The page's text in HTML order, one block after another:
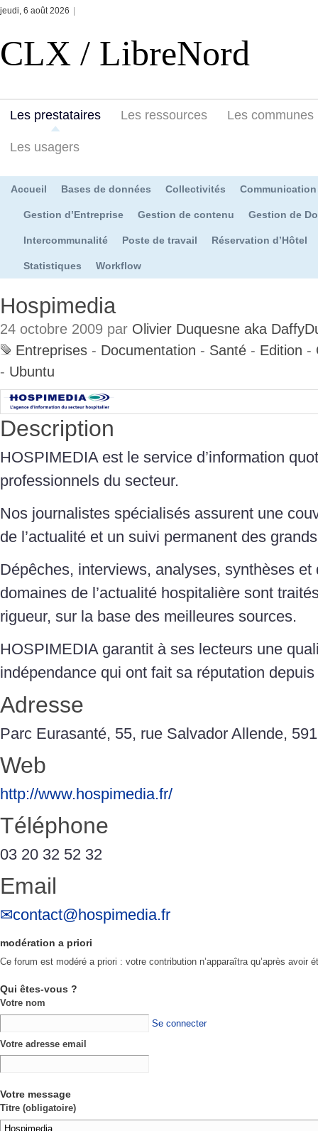
jeudi, 6 août 2026
CLX / LibreNord
Les prestataires Les ressources Les communes
Les usagers
Accueil Bases de données Collectivités Communication
Gestion d’Entreprise Gestion de contenu Gestion de
Intercommunalité Poste de travail Réservation d’Hôtel
Statistiques Workflow
Hospimedia
24 octobre 2009 par Olivier Duquesne aka
Entreprises - Documentation - Santé - Edition -
- Ubuntu
Description
HOSPIMEDIA est le service d’information
professionnels du secteur.
Nos journalistes spécialisés assurent une
de l’actualité et un suivi permanent des
Dépêches, interviews, analyses, synthèses et
domaines de l’actualité hospitalière sont
rigueur, sur la base des meilleures sources.
HOSPIMEDIA garantit à ses lecteurs une
indépendance qui ont fait sa réputation
Adresse
Parc Eurasanté, 55, rue Salvador Allende,
Web
http://www.hospimedia.fr/
Téléphone
03 20 32 52 32
Email
contact@hospimedia.fr
modération a priori
Ce forum est modéré a priori : votre contribution n’apparaîtra qu’après avoir
Qui êtes-vous ?
Votre nom
Se connecter
Votre adresse email
Votre message
Titre (obligatoire)